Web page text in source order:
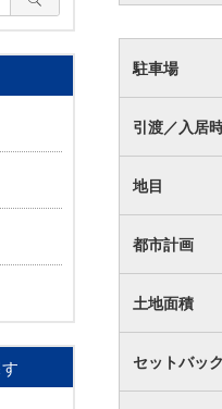
駐車場
引渡／入居
地目
都市計画
土地面積
セットバック